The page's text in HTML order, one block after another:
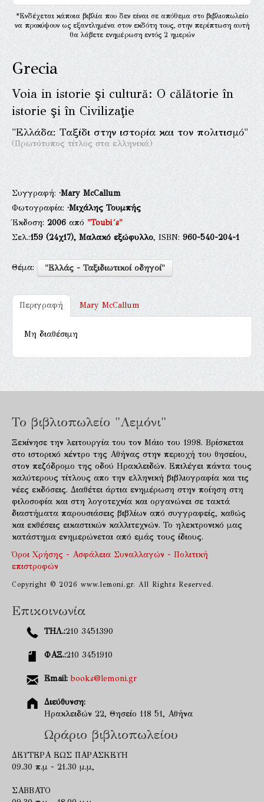
*Ενδέχεται κάποια βιβλία που δεν είναι σε απόθεμα στο βιβλιοπωλείο
να προκύψουν ως εξαντλημένα στον εκδότη τους, στην περίπτωση αυτή
θα λάβετε ενημέρωση εντός 2 ημερών
Grecia
Voia in istorie şi cultură: O călătorie în
istorie şi în Civilizaţie
"Ελλάδα: Ταξίδι στην ιστορία και τον πολιτισμό"
(Πρωτότυπος τίτλος στα ελληνικά)
Συγγραφή:·Mary McCallum
Φωτογραφία:·Μιχάλης Τουμπής
Έκδοση:2006από"Toubi´s"
Σελ.:159(24χ17), Μαλακό εξώφυλλο, ISBN:960-540-204-1
Θέμα: "Ελλάς - Ταξιδιωτικοί οδηγοί"
Περιγραφή Mary McCallum
Μη διαθέσιμη
Το βιβλιοπωλείο "Λεμόνι"
Ξεκίνησε την λειτουργία του τον Μάιο του 1998. Βρίσκεται
στο ιστορικό κέντρο της Αθήνας στην περιοχή του θησείου,
στον πεζόδρομο της οδού Ηρακλειδών. Επιλέγει πάντα τους
καλύτερους τίτλους απο την ελληνική βιβλιογραφία και τις
νέες εκδόσεις. Διαθέτει άρτια ενημέρωση στην ποίηση στη
φιλοσοφία και στη λογοτεχνία και οργανώνει σε τακτά
διαστήματα παρουσιάσεις βιβλίων από συγγραφείς, καθώς
και εκθέσεις εικαστικών καλλιτεχνών. Το ηλεκτρονικό μας
κατάστημα ενημερώνεται από εμάς τους ίδιους.
Όροι Χρήσης - Ασφάλεια Συναλλαγών - Πολιτική
επιστροφών
Copyright © 2026 www.lemoni.gr. All Rights Reserved.
Επικοινωνία
ΤΗΛ.:210 3451390
ΦΑΞ.:210 3451910
Email: books@lemoni.gr
Διεύθυνση:
Ηρακλειδών 22, Θησείο 118 51, Αθήνα
Ωράριο βιβλιοπωλείου
ΔΕΥΤΕΡΑ ΕΩΣ ΠΑΡΑΣΚΕΥΗ
09.30 π.μ - 21.30 μ.μ,
ΣΑΒΒΑΤΟ